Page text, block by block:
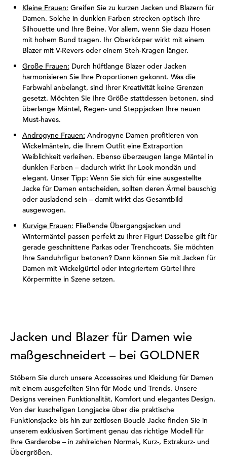
Kleine Frauen: Greifen Sie zu kurzen Jacken und Blazern für
Damen. Solche in dunklen Farben strecken optisch Ihre
Silhouette und Ihre Beine. Vor allem, wenn Sie dazu Hosen
mit hohem Bund tragen. Ihr Oberkörper wirkt mit einem
Blazer mit V-Revers oder einem Steh-Kragen länger.
Große Frauen: Durch hüftlange Blazer oder Jacken
harmonisieren Sie Ihre Proportionen gekonnt. Was die
Farbwahl anbelangt, sind Ihrer Kreativität keine Grenzen
gesetzt. Möchten Sie Ihre Größe stattdessen betonen, sind
überlange Mäntel, Regen- und Steppjacken Ihre neuen
Must-haves.
Androgyne Frauen: Androgyne Damen profitieren von
Wickelmänteln, die Ihrem Outfit eine Extraportion
Weiblichkeit verleihen. Ebenso überzeugen lange Mäntel in
dunklen Farben – dadurch wirkt Ihr Look mondän und
elegant. Unser Tipp: Wenn Sie sich für eine ausgestellte
Jacke für Damen entscheiden, sollten deren Ärmel bauschig
oder ausladend sein – damit wirkt das Gesamtbild
ausgewogen.
Kurvige Frauen: Fließende Übergangsjacken und
Wintermäntel passen perfekt zu Ihrer Figur! Dasselbe gilt für
gerade geschnittene Parkas oder Trenchcoats. Sie möchten
Ihre Sanduhrfigur betonen? Dann können Sie mit Jacken für
Damen mit Wickelgürtel oder integriertem Gürtel Ihre
Körpermitte in Szene setzen.
Jacken und Blazer für Damen wie
maßgeschneidert – bei GOLDNER
Stöbern Sie durch unsere Accessoires und Kleidung für Damen
mit einem ausgefeilten Sinn für Mode und Trends. Unsere
Designs vereinen Funktionalität, Komfort und elegantes Design.
Von der kuscheligen Longjacke über die praktische
Funktionsjacke bis hin zur zeitlosen Bouclé Jacke finden Sie in
unserem exklusiven Sortiment genau das richtige Modell für
Ihre Garderobe – in zahlreichen Normal-, Kurz-, Extrakurz- und
Übergrößen.